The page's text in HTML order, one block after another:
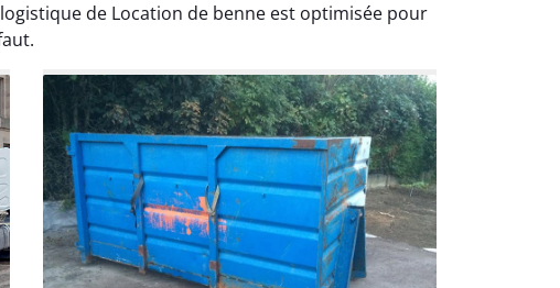
de Location de benne est optimisée pour